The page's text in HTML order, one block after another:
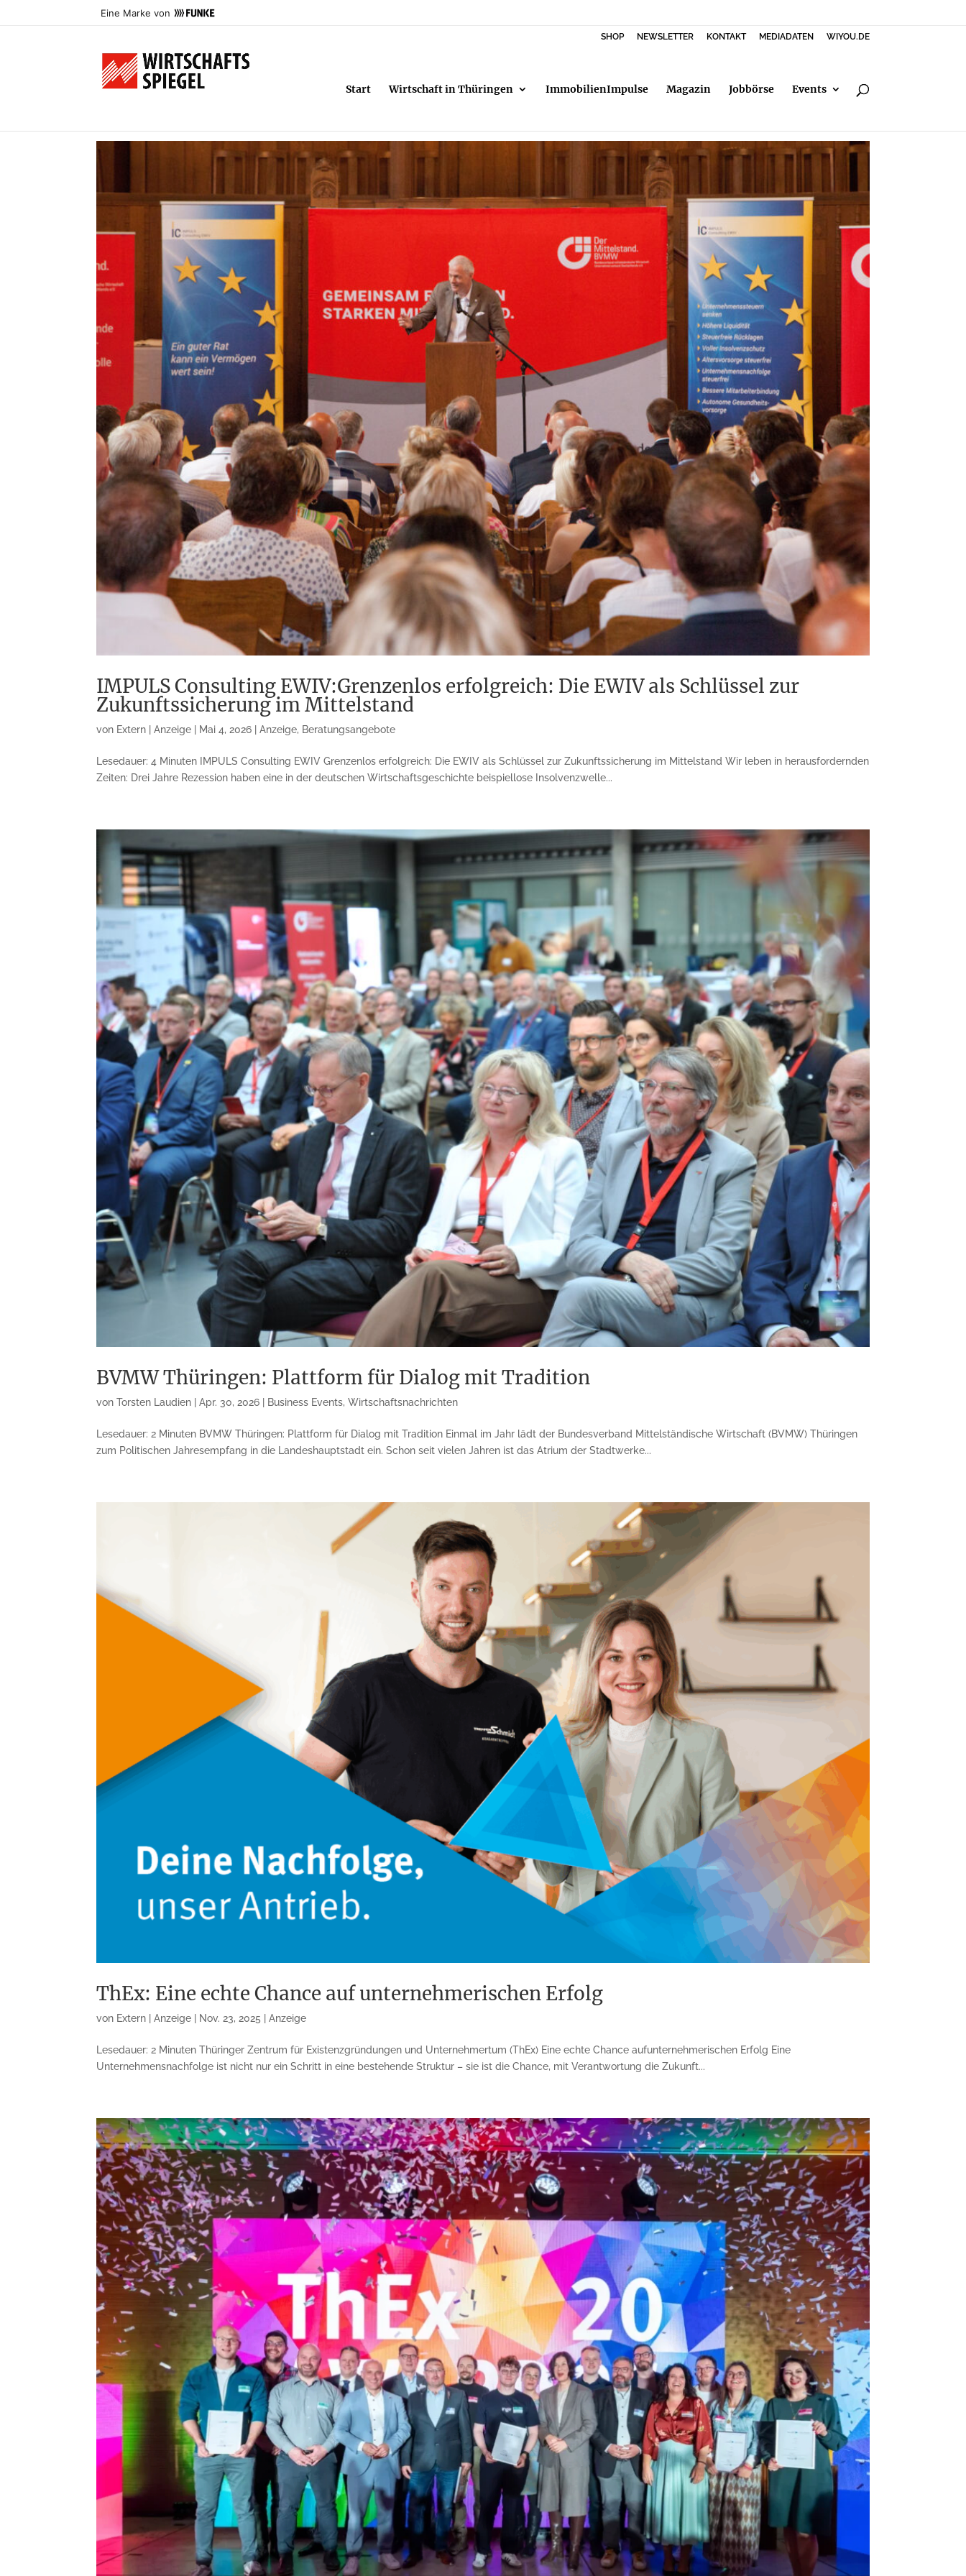
Eine Marke von
SHOP NEWSLETTER KONTAKT MEDIADATEN WIYOU.DE
Start Wirtschaft in Thüringen ImmobilienImpulse Magazin Jobbörse Events
IMPULS Consulting EWIV:Grenzenlos erfolgreich: Die EWIV als Schlüssel zur
Zukunftssicherung im Mittelstand
von Extern | Anzeige Mai 4, 2026 |Anzeige, Beratungsangebote
Lesedauer: 4 Minuten IMPULS Consulting EWIV Grenzenlos erfolgreich: Die EWIV als Schlüssel zur Zukunftssicherung im Mittelstand Wir leben in herausfordernden
Zeiten: Drei Jahre Rezession haben eine in der deutschen Wirtschaftsgeschichte beispiellose Insolvenzwelle...
BVMW Thüringen: Plattform für Dialog mit Tradition
vonTorsten Laudien |Apr. 30, 2026 Business Events,Wirtschaftsnachrichten
Lesedauer: 2 Minuten BVMW Thüringen: Plattform für Dialog mit Tradition Einmal im Jahr lädt der Bundesverband Mittelständische Wirtschaft (BVMW) Thüringen
zum Politischen Jahresempfang in die Landeshauptstadt ein. Schon seit vielen Jahren ist das Atrium der Stadtwerke...
ThEx: Eine echte Chance auf unternehmerischen Erfolg
von Extern | Anzeige Nov. 23, 2025 |Anzeige
Lesedauer: 2 Minuten Thüringer Zentrum für Existenzgründungen und Unternehmertum (ThEx) Eine echte Chance aufunternehmerischen Erfolg Eine
Unternehmensnachfolge ist nicht nur ein Schritt in eine bestehende Struktur – sie ist die Chance, mit Verantwortung die Zukunft...